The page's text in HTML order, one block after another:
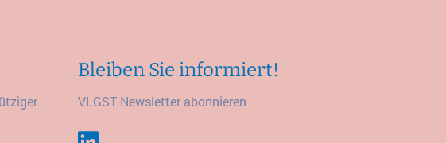
Bleiben Sie informiert!
VLGST Newsletter abonnieren